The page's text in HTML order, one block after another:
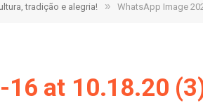
tradição e alegria! » WhatsApp Image
at 10.18.20